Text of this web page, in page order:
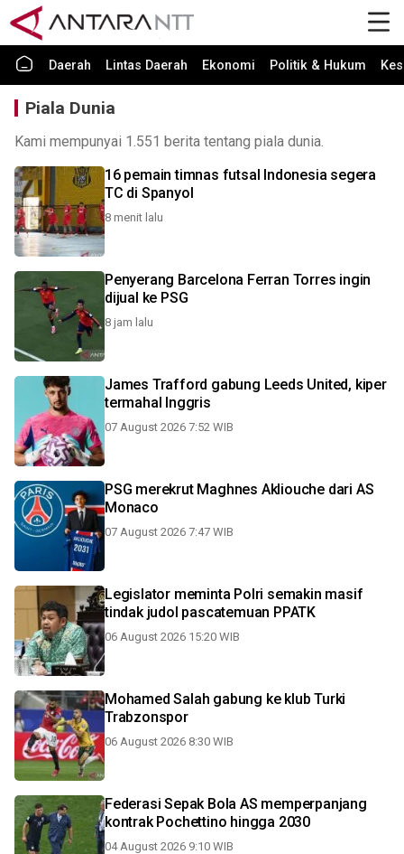
Daerah Lintas Daerah Ekonomi Politik & Hukum
Piala Dunia
Kami mempunyai 1.551 berita tentang piala dunia.
16 pemain timnas futsal Indonesia segera
TC di Spanyol
8 menit lalu
Penyerang Barcelona Ferran Torres ingin
dijual ke PSG
8 jam lalu
James Trafford gabung Leeds United, kiper
termahal Inggris
07 August 2026 7:52 WIB
PSG merekrut Maghnes Akliouche dari AS
Monaco
07 August 2026 7:47 WIB
Legislator meminta Polri semakin masif
tindak judol pascatemuan PPATK
06 August 2026 15:20 WIB
Mohamed Salah gabung ke klub Turki
Trabzonspor
06 August 2026 8:30 WIB
Federasi Sepak Bola AS memperpanjang
kontrak Pochettino hingga 2030
04 August 2026 9:10 WIB